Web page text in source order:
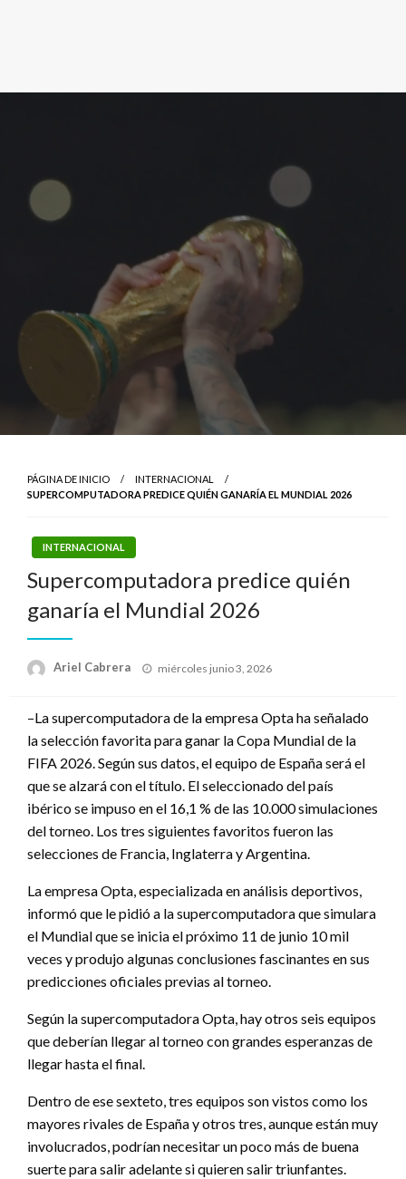
PÁGINA DE INICIO
INTERNACIONAL
SUPERCOMPUTADORA PREDICE QUIÉN GANARÍA EL MUNDIAL 2026
INTERNACIONAL
Supercomputadora predice quién
ganaría el Mundial 2026
Ariel Cabrera
Publicado
miércoles junio 3, 2026
–La supercomputadora de la empresa Opta ha señalado
la selección favorita para ganar la Copa Mundial de la
FIFA 2026. Según sus datos, el equipo de España será el
que se alzará con el título. El seleccionado del país
ibérico se impuso en el 16,1 % de las 10.000 simulaciones
del torneo. Los tres siguientes favoritos fueron las
selecciones de Francia, Inglaterra y Argentina.
La empresa Opta, especializada en análisis deportivos,
informó que le pidió a la supercomputadora que simulara
el Mundial que se inicia el próximo 11 de junio 10 mil
veces y produjo algunas conclusiones fascinantes en sus
predicciones oficiales previas al torneo.
Según la supercomputadora Opta, hay otros seis equipos
que deberían llegar al torneo con grandes esperanzas de
llegar hasta el final.
Dentro de ese sexteto, tres equipos son vistos como los
mayores rivales de España y otros tres, aunque están muy
involucrados, podrían necesitar un poco más de buena
suerte para salir adelante si quieren salir triunfantes.